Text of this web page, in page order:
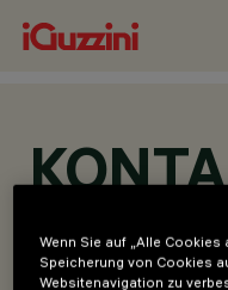
Wenn Sie auf „Alle
Speicherung von Cookies
Websitenavigation zu